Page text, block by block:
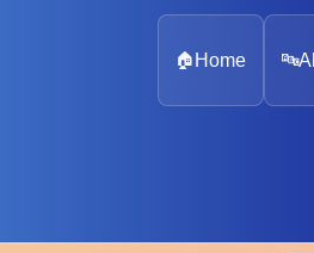
🏠 Home 🔤